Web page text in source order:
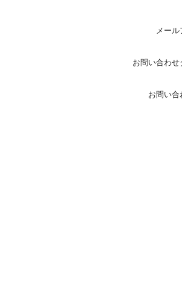
メール
お問い合わせ
お問い合